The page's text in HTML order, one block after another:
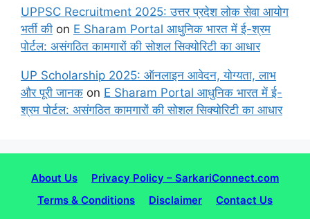
UPPSC Recruitment 2025: उत्तर प्रदेश लोक सेवा आयोग
भर्ती की on E Sharam Portal आधुनिक भारत में ई-श्रम
पोर्टल: असंगठित कामगारों की सोशल सिक्योरिटी का आधार
UP Scholarship 2025: ऑनलाइन आवेदन, योग्यता, लाभ
और पूरी जानक on E Sharam Portal आधुनिक भारत में ई-
श्रम पोर्टल: असंगठित कामगारों की सोशल सिक्योरिटी का आधार
About Us
Privacy Policy – SarkariConnect.com
Terms & Conditions
Disclaimer Contact Us